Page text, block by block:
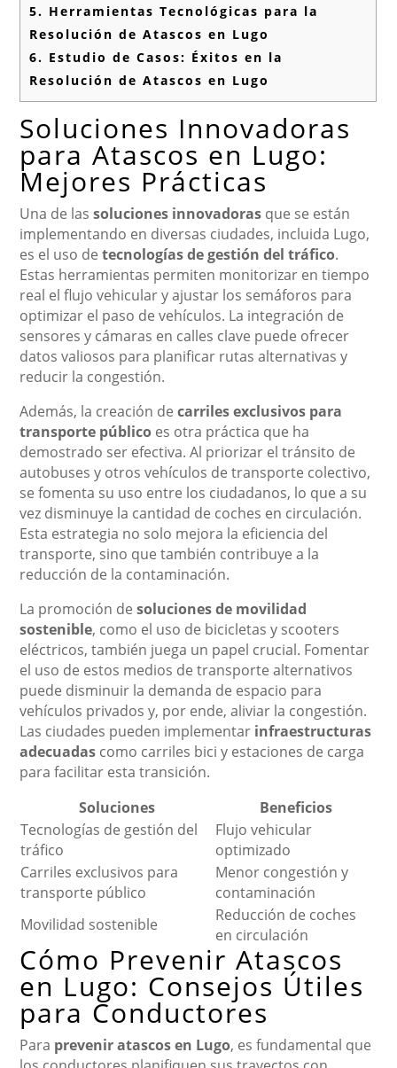
5. Herramientas Tecnológicas para la
Resolución de Atascos en Lugo
6. Estudio de Casos: Éxitos en la
Resolución de Atascos en Lugo
Soluciones Innovadoras
para Atascos en Lugo:
Mejores Prácticas
Una de lassoluciones innovadoras que se están
implementando en diversas ciudades, incluida Lugo,
es el uso detecnologías de gestión del tráfico.
Estas herramientas permiten monitorizar en tiempo
real el flujo vehicular y ajustar los semáforos para
optimizar el paso de vehículos. La integración de
sensores y cámaras en calles clave puede ofrecer
datos valiosos para planificar rutas alternativas y
reducir la congestión.
Además, la creación decarriles exclusivos para
transporte público es otra práctica que ha
demostrado ser efectiva. Al priorizar el tránsito de
autobuses y otros vehículos de transporte colectivo,
se fomenta su uso entre los ciudadanos, lo que a su
vez disminuye la cantidad de coches en circulación.
Esta estrategia no solo mejora la eficiencia del
transporte, sino que también contribuye a la
reducción de la contaminación.
La promoción desoluciones de movilidad
sostenible, como el uso de bicicletas y scooters
eléctricos, también juega un papel crucial. Fomentar
el uso de estos medios de transporte alternativos
puede disminuir la demanda de espacio para
vehículos privados y, por ende, aliviar la congestión.
Las ciudades pueden implementar infraestructuras
adecuadas como carriles bici y estaciones de carga
para facilitar esta transición.
Soluciones
Beneficios
Tecnologías de gestión del
tráfico
Flujo vehicular
optimizado
Carriles exclusivos para
transporte público
Menor congestión y
contaminación
Movilidad sostenible
Reducción de coches
en circulación
Cómo Prevenir Atascos
en Lugo: Consejos Útiles
para Conductores
Para prevenir atascos en Lugo, es fundamental que